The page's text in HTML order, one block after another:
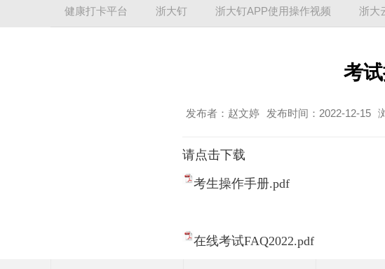
健康打卡平台 浙大钉 浙大钉APP使用操作视频 浙大
考
发布者：赵文婷 发布时间：2022-12-15
请点击下载
考生操作手册.pdf
在线考试FAQ2022.pdf